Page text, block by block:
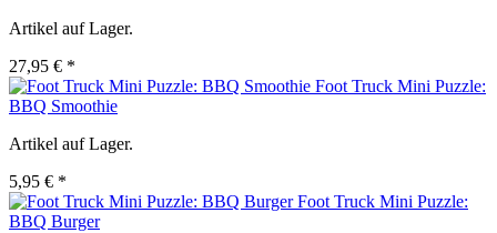
Artikel auf Lager.
27,95 € *
Foot Truck Mini Puzzle:
BBQ Smoothie
Artikel auf Lager.
5,95 € *
Foot Truck Mini Puzzle:
BBQ Burger